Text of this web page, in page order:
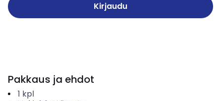
Kirjaudu
Pakkaus ja ehdot
1 kpl